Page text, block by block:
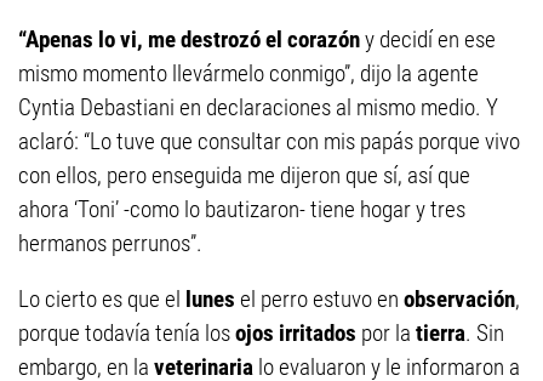
“Apenas lo vi, me destrozó el corazóny decidí en ese
mismo momento llevármelo conmigo”, dijo la agente
Cyntia Debastiani en declaraciones al mismo medio. Y
aclaró: “Lo tuve que consultar con mis papás porque vivo
con ellos, pero enseguida me dijeron que sí, así que
ahora ‘Toni’ -como lo bautizaron- tiene hogar y tres
hermanos perrunos”.
Lo cierto es que el lunes el perro estuvo en observación,
porque todavía tenía losojos irritados por la tierra. Sin
embargo, en la veterinaria lo evaluaron y le informaron a